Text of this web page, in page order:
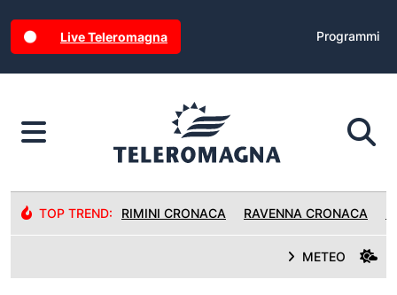
Live Teleromagna Programmi
TOP TREND: RIMINI CRONACA RAVENNA CRONACA
METEO